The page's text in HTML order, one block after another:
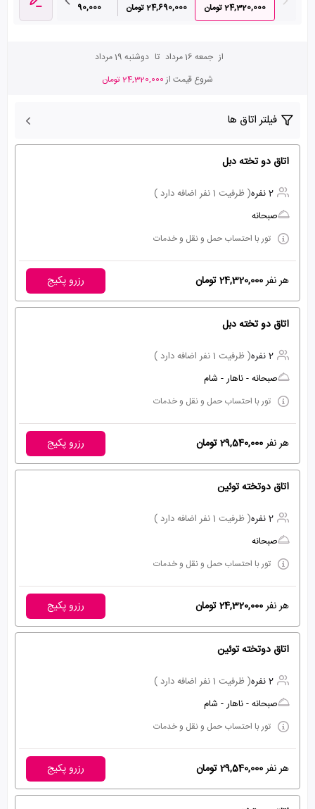
24,320,000 تومان
24,690,000 تومان
28,290,000 تومان
از جمعه 16 مرداد تا دوشنبه 19 مرداد
شروع قیمت از24,320,000 تومان
فیلتر اتاق ها
اتاق دو تخته دبل
2 نفره
( ظرفیت 1 نفر اضافه دارد )
صبحانه
تور با احتساب حمل و نقل و خدمات
هر نفر24,320,000 تومان رزرو پکیج
اتاق دو تخته دبل
2 نفره
( ظرفیت 1 نفر اضافه دارد )
صبحانه - ناهار - شام
تور با احتساب حمل و نقل و خدمات
هر نفر29,540,000 تومان رزرو پکیج
اتاق دوتخته توئین
2 نفره
( ظرفیت 1 نفر اضافه دارد )
صبحانه
تور با احتساب حمل و نقل و خدمات
هر نفر24,320,000 تومان رزرو پکیج
اتاق دوتخته توئین
2 نفره
( ظرفیت 1 نفر اضافه دارد )
صبحانه - ناهار - شام
تور با احتساب حمل و نقل و خدمات
هر نفر29,540,000 تومان رزرو پکیج